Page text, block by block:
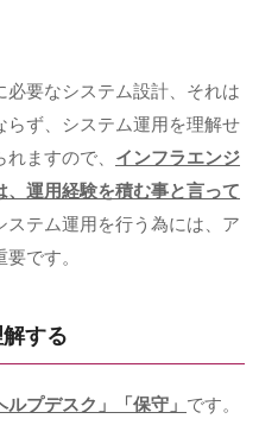
必要なシステム設計、それは
ず、システム運用を理解せ
ますので、 インフラエンジ
運用経験を積む事と言って
テム運用を行う為には、ア
です。
する
プデスク」「保守」 です。